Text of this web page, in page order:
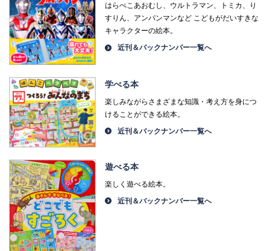
はらぺこあおむし、ウルトラマン、トミカ、り
すりん、アンパンマンなど こどもがだいすきな
キャラクターの絵本。
近刊＆バックナンバー一覧へ
学べる本
楽しみながらさまざまな知識・考え方を身につ
けることができる絵本。
近刊＆バックナンバー一覧へ
遊べる本
楽しく遊べる絵本。
近刊＆バックナンバー一覧へ